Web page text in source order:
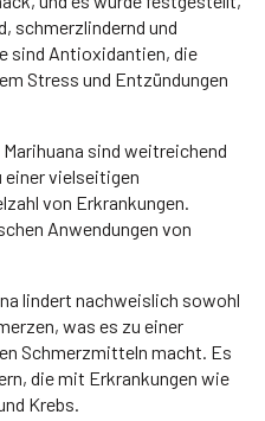
schmerzlindernd und
sind Antioxidantien, die
Stress und Entzündungen
sind weitreichend
einer vielseitigen
von Erkrankungen.
Anwendungen von
lindert nachweislich sowohl
was es zu einer
Schmerzmitteln macht. Es
die mit Erkrankungen wie
Krebs.